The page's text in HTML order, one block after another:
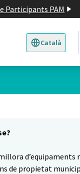
Participants PAM
Català
Triar la llengua
d’equipaments
de propietat